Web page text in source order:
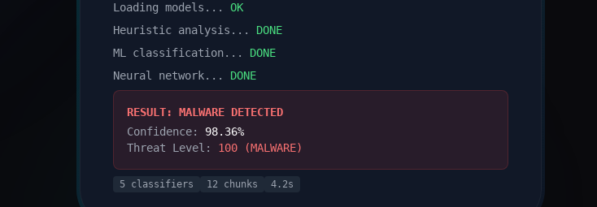
Loading models...
OK
Heuristic analysis...
DONE
ML classification...
DONE
Neural network...
DONE
RESULT: MALWARE DETECTED
Confidence:
98.36%
Threat Level:
100 (MALWARE)
5 classifiers 12 chunks 4.2s